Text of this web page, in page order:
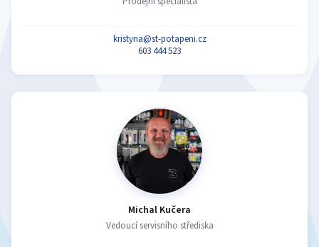
kristyna@st-potapeni.cz
603 444 523
Michal Kučera
Vedoucí servisního střediska